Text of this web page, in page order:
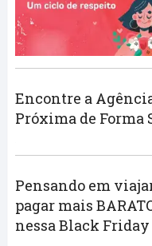
Encontre a
Próxima de Forma